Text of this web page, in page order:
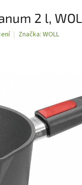
2 l,
Značka: WOLL